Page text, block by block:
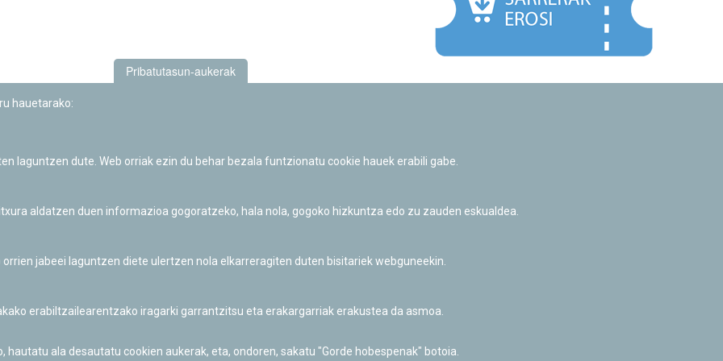
Informazio publikoa eskatzeko baimena
Pribatutasun-aukerak
hauetarako:
laguntzen dute. Web orriak ezin du behar bezala funtzionatu cookie hauek erabili gabe.
aldatzen duen informazioa gogoratzeko, hala nola, gogoko hizkuntza edo zu zauden eskualdea.
jabeei laguntzen diete ulertzen nola elkarreragiten duten bisitariek webguneekin.
erabiltzailearentzako iragarki garrantzitsu eta erakargarriak erakustea da asmoa.
ala desautatu cookien aukerak, eta, ondoren, sakatu "Gorde hobespenak" botoia.